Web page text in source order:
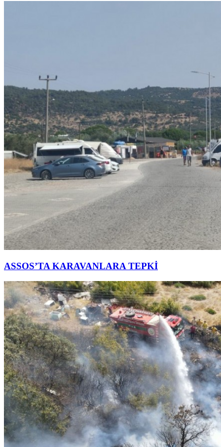
ASSOS’TA KARAVANLARA TEPKİ